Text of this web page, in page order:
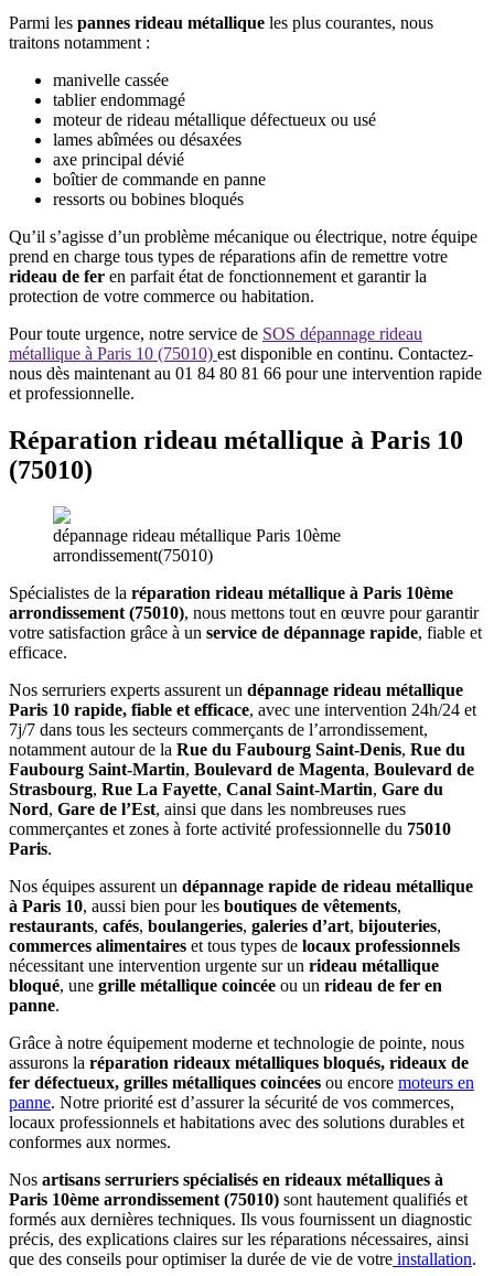
Parmi les pannes rideau métallique les plus courantes, nous
traitons notamment :
manivelle cassée
tablier endommagé
moteur de rideau métallique défectueux ou usé
lames abîmées ou désaxées
axe principal dévié
boîtier de commande en panne
ressorts ou bobines bloqués
Qu’il s’agisse d’un problème mécanique ou électrique, notre équipe
prend en charge tous types de réparations afin de remettre votre
rideau de fer en parfait état de fonctionnement et garantir la
protection de votre commerce ou habitation.
Pour toute urgence, notre service de SOS dépannage rideau
métallique à Paris 10 (75010) est disponible en continu. Contactez-
nous dès maintenant au 01 84 80 81 66 pour une intervention rapide
et professionnelle.
Réparation rideau métallique à Paris 10
(75010)
dépannage rideau métallique Paris 10ème
arrondissement(75010)
Spécialistes de la réparation rideau métallique à Paris 10ème
arrondissement (75010), nous mettons tout en œuvre pour garantir
votre satisfaction grâce à un service de dépannage rapide, fiable et
efficace.
Nos serruriers experts assurent un dépannage rideau métallique
Paris 10 rapide, fiable et efficace, avec une intervention 24h/24 et
7j/7 dans tous les secteurs commerçants de l’arrondissement,
notamment autour de la Rue du Faubourg Saint-Denis, Rue du
Faubourg Saint-Martin, Boulevard de Magenta, Boulevard de
Strasbourg, Rue La Fayette, Canal Saint-Martin, Gare du
Nord, Gare de l’Est, ainsi que dans les nombreuses rues
commerçantes et zones à forte activité professionnelle du 75010
Paris.
Nos équipes assurent un dépannage rapide de rideau métallique
à Paris 10, aussi bien pour les boutiques de vêtements,
restaurants, cafés, boulangeries, galeries d’art, bijouteries,
commerces alimentaires et tous types de locaux professionnels
nécessitant une intervention urgente sur un rideau métallique
bloqué, une grille métallique coincée ou un rideau de fer en
panne.
Grâce à notre équipement moderne et technologie de pointe, nous
assurons la réparation rideaux métalliques bloqués, rideaux de
fer défectueux, grilles métalliques coincées ou encore moteurs en
panne. Notre priorité est d’assurer la sécurité de vos commerces,
locaux professionnels et habitations avec des solutions durables et
conformes aux normes.
Nos artisans serruriers spécialisés en rideaux métalliques à
Paris 10ème arrondissement (75010) sont hautement qualifiés et
formés aux dernières techniques. Ils vous fournissent un diagnostic
précis, des explications claires sur les réparations nécessaires, ainsi
que des conseils pour optimiser la durée de vie de votre installation.